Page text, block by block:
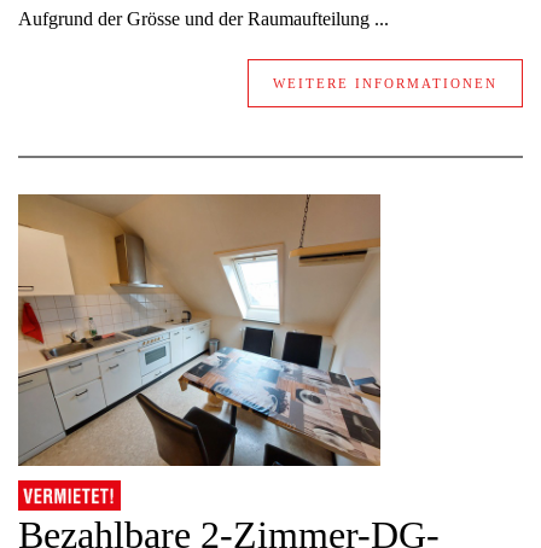
Aufgrund der Grösse und der Raumaufteilung ...
WEITERE INFORMATIONEN
Bezahlbare 2-Zimmer-DG-